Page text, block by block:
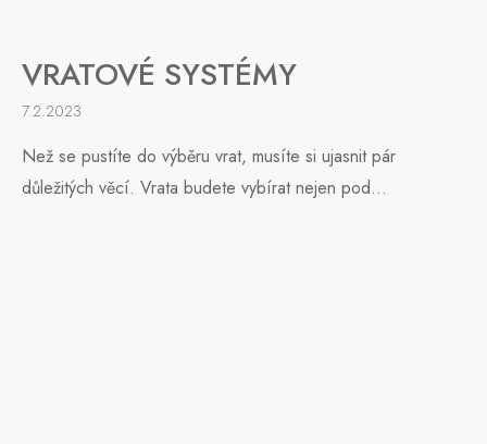
VRATOVÉ SYSTÉMY
7.2.2023
Než se pustíte do výběru vrat, musíte si ujasnit pár
důležitých věcí. Vrata budete vybírat nejen pod...